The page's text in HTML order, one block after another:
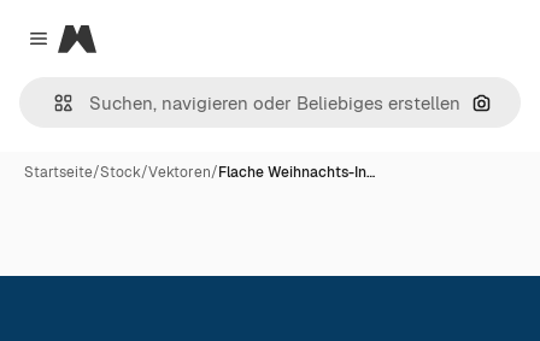
Close menu
Magnific
Nach
Startseite/Stock/Vektoren/Flache Weihnachts-In…